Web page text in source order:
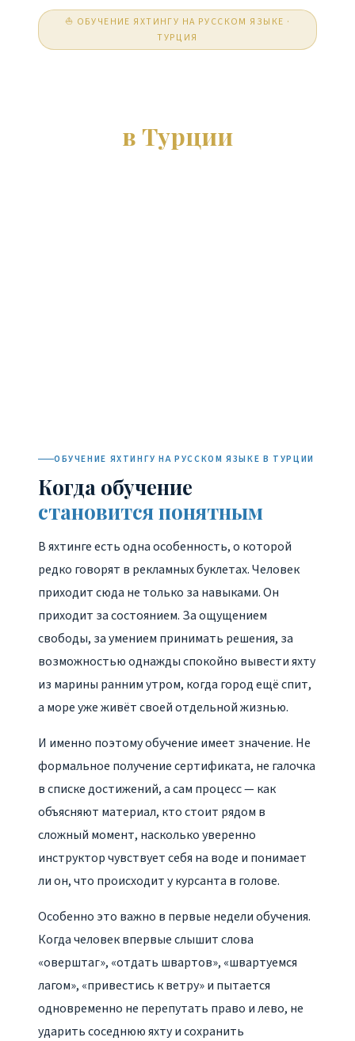
⛵ ОБУЧЕНИЕ ЯХТИНГУ НА РУССКОМ ЯЗЫКЕ ·
ТУРЦИЯ
в Турции
ОБУЧЕНИЕ ЯХТИНГУ НА РУССКОМ ЯЗЫКЕ В ТУРЦИИ
Когда обучение
становится понятным
В яхтинге есть одна особенность, о которой
редко говорят в рекламных буклетах. Человек
приходит сюда не только за навыками. Он
приходит за состоянием. За ощущением
свободы, за умением принимать решения, за
возможностью однажды спокойно вывести яхту
из марины ранним утром, когда город ещё спит,
а море уже живёт своей отдельной жизнью.
И именно поэтому обучение имеет значение. Не
формальное получение сертификата, не галочка
в списке достижений, а сам процесс — как
объясняют материал, кто стоит рядом в
сложный момент, насколько уверенно
инструктор чувствует себя на воде и понимает
ли он, что происходит у курсанта в голове.
Особенно это важно в первые недели обучения.
Когда человек впервые слышит слова
«оверштаг», «отдать швартов», «швартуемся
лагом», «привестись к ветру» и пытается
одновременно не перепутать право и лево, не
ударить соседнюю яхту и сохранить